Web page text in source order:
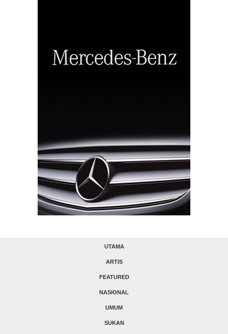
UTAMA
ARTIS
FEATURED
NASIONAL
UMUM
SUKAN